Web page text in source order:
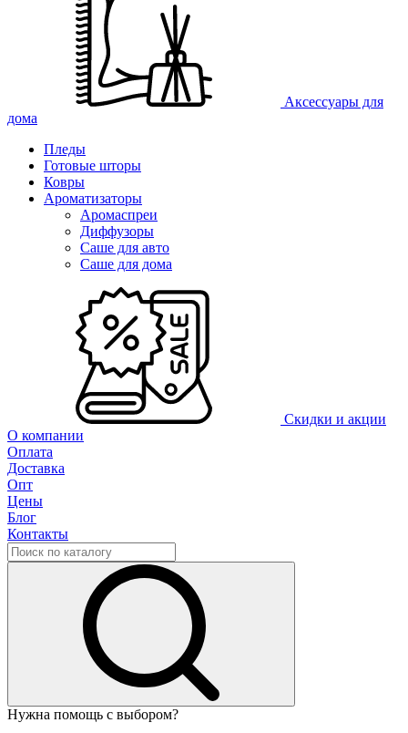
Аксессуары для
дома
Пледы
Готовые шторы
Ковры
Ароматизаторы
Аромаспреи
Диффузоры
Саше для авто
Саше для дома
Скидки и акции
О компании
Оплата
Доставка
Опт
Цены
Блог
Контакты
Нужна помощь с выбором?